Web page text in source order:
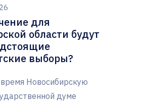
для
области будут
выборы?
Новосибирскую
думе